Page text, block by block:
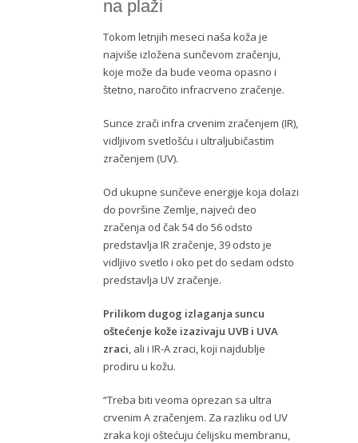
na plaži
Tokom letnjih meseci naša koža je
najviše izložena sunčevom zračenju,
koje može da bude veoma opasno i
štetno, naročito infracrveno zračenje.
Sunce zrači infra crvenim zračenjem (IR),
vidljivom svetlošću i ultraljubičastim
zračenjem (UV).
Od ukupne sunčeve energije koja dolazi
do površine Zemlje, najveći deo
zračenja od čak 54 do 56 odsto
predstavlja IR zračenje, 39 odsto je
vidljivo svetlo i oko pet do sedam odsto
predstavlja UV zračenje.
Prilikom dugog izlaganja suncu
oštećenje kože izazivaju UVB i UVA
zraci, ali i IR-A zraci, koji najdublje
prodiru u kožu.
“Treba biti veoma oprezan sa ultra
crvenim A zračenjem. Za razliku od UV
zraka koji oštećuju ćelijsku membranu,